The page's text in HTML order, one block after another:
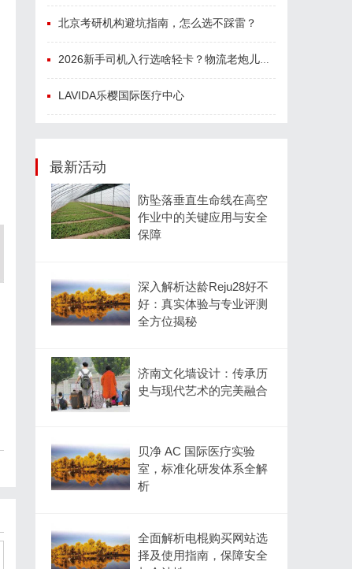
北京考研机构避坑指南，怎么选不踩雷？
2026新手司机入行选啥轻卡？物流老炮儿的深度选车经与标杆车型解析
LAVIDA乐樱国际医疗中心
最新活动
防坠落垂直生命线在高空
作业中的关键应用与安全
保障
深入解析达龄Reju28好不
好：真实体验与专业评测
全方位揭秘
济南文化墙设计：传承历
史与现代艺术的完美融合
贝净 AC 国际医疗实验
室，标准化研发体系全解
析
全面解析电棍购买网站选
择及使用指南，保障安全